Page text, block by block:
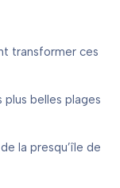
transformer ces
belles plages
la presqu’île de